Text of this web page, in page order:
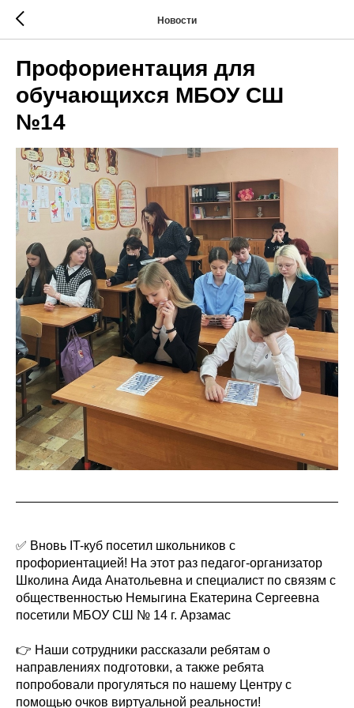
Новости
Профориентация для
обучающихся МБОУ СШ
№14
✅ Вновь IT-куб посетил школьников с
профориентацией! На этот раз педагог-организатор
Школина Аида Анатольевна и специалист по связям с
общественностью Немыгина Екатерина Сергеевна
посетили МБОУ СШ № 14 г. Арзамас
👉 Наши сотрудники рассказали ребятам о
направлениях подготовки, а также ребята
попробовали прогуляться по нашему Центру с
помощью очков виртуальной реальности!